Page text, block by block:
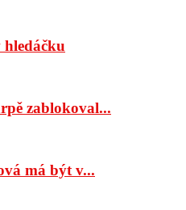
hledáčku
zablokoval...
má být v...